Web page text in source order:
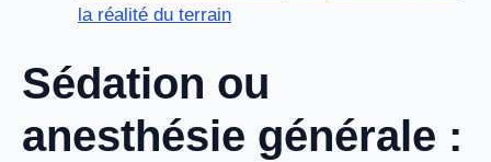
la réalité du terrain
Sédation ou
anesthésie générale :